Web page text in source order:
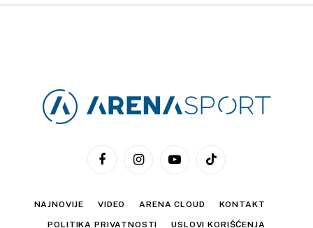
FacebookInstagramYouTubeTikTok
NAJNOVIJE VIDEO ARENA CLOUD KONTAKT
POLITIKA PRIVATNOSTI USLOVI KORIŠĆENJA